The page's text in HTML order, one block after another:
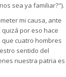
sea ya familiar?").
mi causa, ante
quizá por eso hace
cuatro hombres
sentido del
nuestra patria es